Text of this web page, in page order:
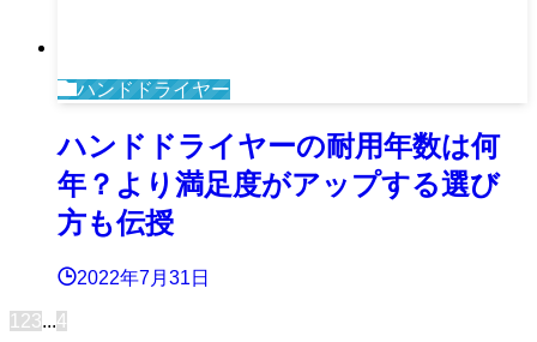
ハンドドライヤー
ハンドドライヤーの耐用年数は何
年？より満足度がアップする選び
方も伝授
2022年7月31日
1 23...4